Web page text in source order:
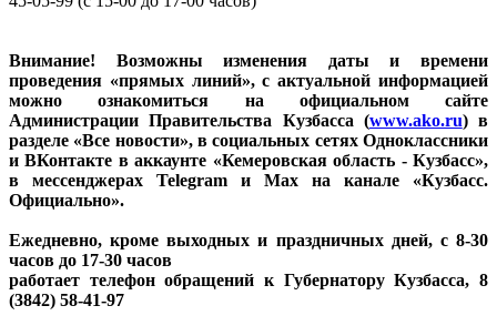
Внимание! Возможны изменения даты и времени
проведения «прямых линий», с актуальной информацией
можно ознакомиться на официальном сайте
Администрации Правительства Кузбасса (www.ako.ru) в
разделе «Все новости», в социальных сетях Одноклассники
и ВКонтакте в аккаунте «Кемеровская область - Кузбасс»,
в мессенджерах Telegram и Max на канале «Кузбасс.
Официально».
Ежедневно, кроме выходных и праздничных дней, с 8-30
часов до 17-30 часов
работает телефон обращений к Губернатору Кузбасса, 8
(3842) 58-41-97